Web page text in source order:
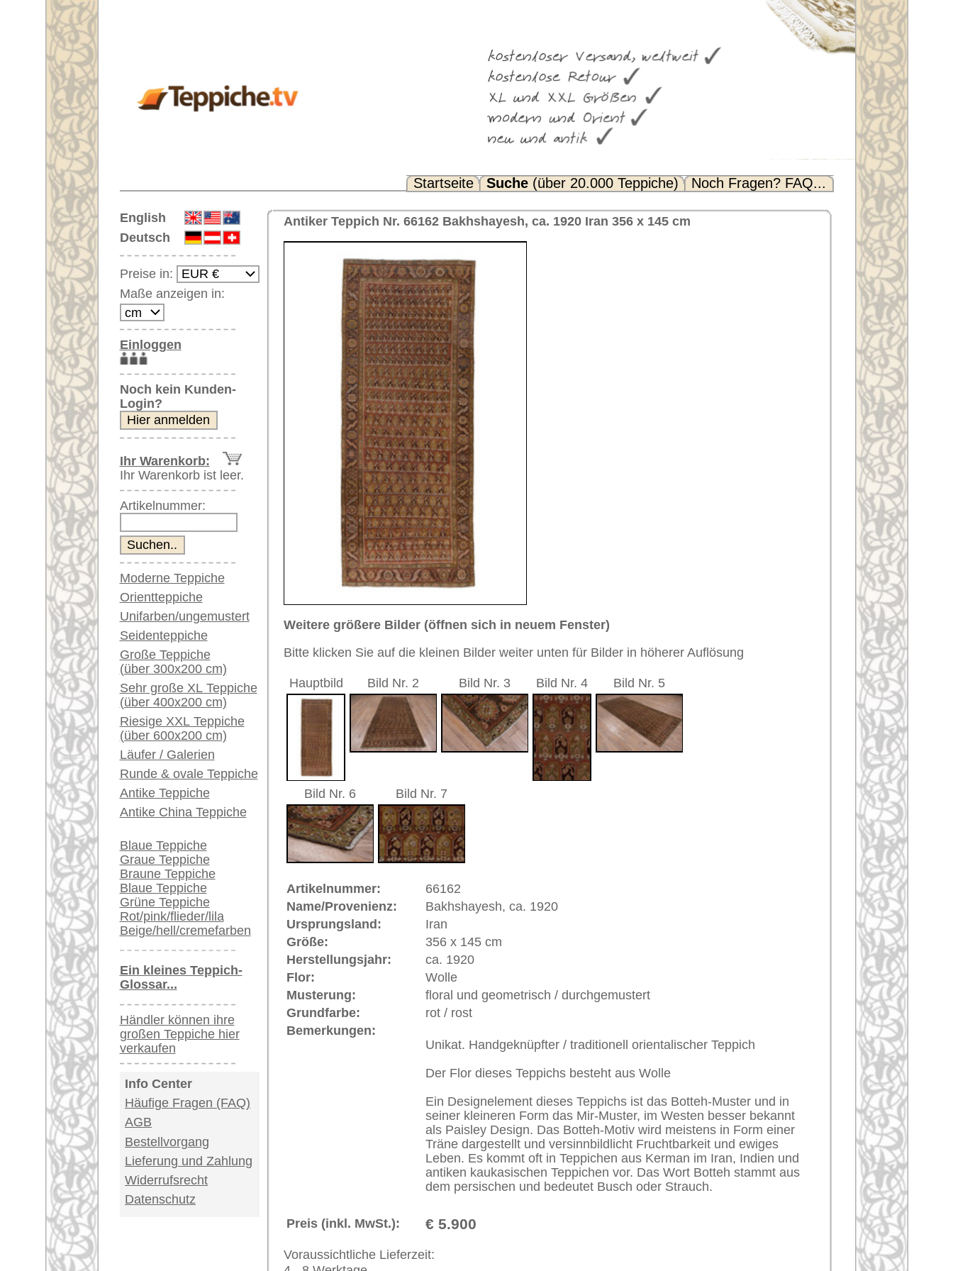
Noch Fragen? FAQ...
English
Deutsch
Preise in:
Maße anzeigen in:
Einloggen
Noch kein Kunden-
Login?
Ihr Warenkorb:
Ihr Warenkorb ist leer.
Artikelnummer:
Moderne Teppiche
Orientteppiche
Unifarben/ungemustert
Seidenteppiche
Große Teppiche
(über 300x200 cm)
Sehr große XL Teppiche
(über 400x200 cm)
Riesige XXL Teppiche
(über 600x200 cm)
Läufer / Galerien
Runde & ovale Teppiche
Antike Teppiche
Antike China Teppiche
Blaue Teppiche
Graue Teppiche
Braune Teppiche
Blaue Teppiche
Grüne Teppiche
Rot/pink/flieder/lila
Beige/hell/cremefarben
Ein kleines Teppich-
Glossar...
Händler können ihre
großen Teppiche hier
verkaufen
Info Center
Häufige Fragen (FAQ)
AGB
Bestellvorgang
Lieferung und Zahlung
Widerrufsrecht
Datenschutz
Weitere größere Bilder (öffnen sich in neuem Fenster)
Bitte klicken Sie auf die kleinen Bilder weiter unten für Bilder in höherer Auflösung
Hauptbild Bild Nr. 4 Bild Nr. 5
Bild Nr. 6
Artikelnummer:
Name/Provenienz:
Bakhshayesh, ca. 1920
Ursprungsland:
356 x 145 cm
Herstellungsjahr:
Flor: Wolle
Musterung:
Grundfarbe:
Bemerkungen:
Unikat. Handgeknüpfter / traditionell orientalischer Teppich
Der Flor dieses Teppichs besteht aus Wolle
Ein Designelement dieses Teppichs ist das Botteh-Muster und in
seiner kleineren Form das Mir-Muster, im Westen besser bekannt
als Paisley Design. Das Botteh-Motiv wird meistens in Form einer
Träne dargestellt und versinnbildlicht Fruchtbarkeit und ewiges
Leben. Es kommt oft in Teppichen aus Kerman im Iran, Indien und
antiken kaukasischen Teppichen vor. Das Wort Botteh stammt aus
dem persischen und bedeutet Busch oder Strauch.
Preis (inkl. MwSt.): € 5.900
Voraussichtliche Lieferzeit:
4 - 8 Werktage
in Warenkorb
Teppiche.tv - große moderne Teppiche | neue und antike Orientteppiche -
riesige Auswahl
Kundenservice:
Deutschland / Österreich: +49 (0)40 450 4102
United Kingdom: +44 (0)20 7183 4544
USA / Canada: +1 646-688-1335
Impressum|Kontakt|Geschäftsbedingungen